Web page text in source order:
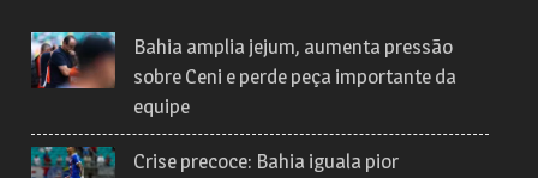
Bahia amplia jejum, aumenta pressão
sobre Ceni e perde peça importante da
equipe
Crise precoce: Bahia iguala pior